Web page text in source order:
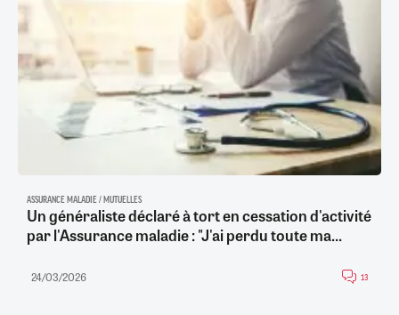
ASSURANCE MALADIE / MUTUELLES
Un généraliste déclaré à tort en cessation d'activité
par l'Assurance maladie : "J'ai perdu toute ma...
24/03/2026 13